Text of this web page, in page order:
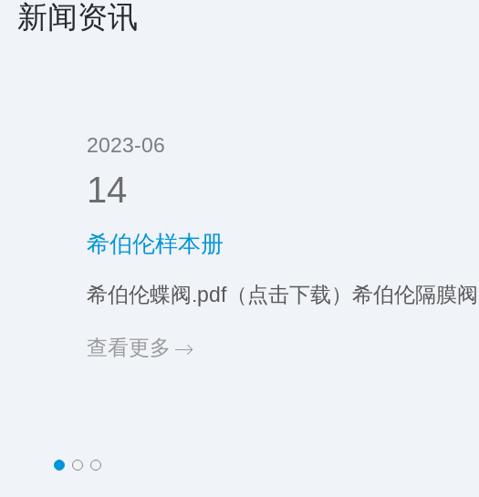
新闻资讯
2023-06
14
希伯伦样本册
希伯伦蝶阀.pdf（点击下载）希伯伦隔膜
查看更多